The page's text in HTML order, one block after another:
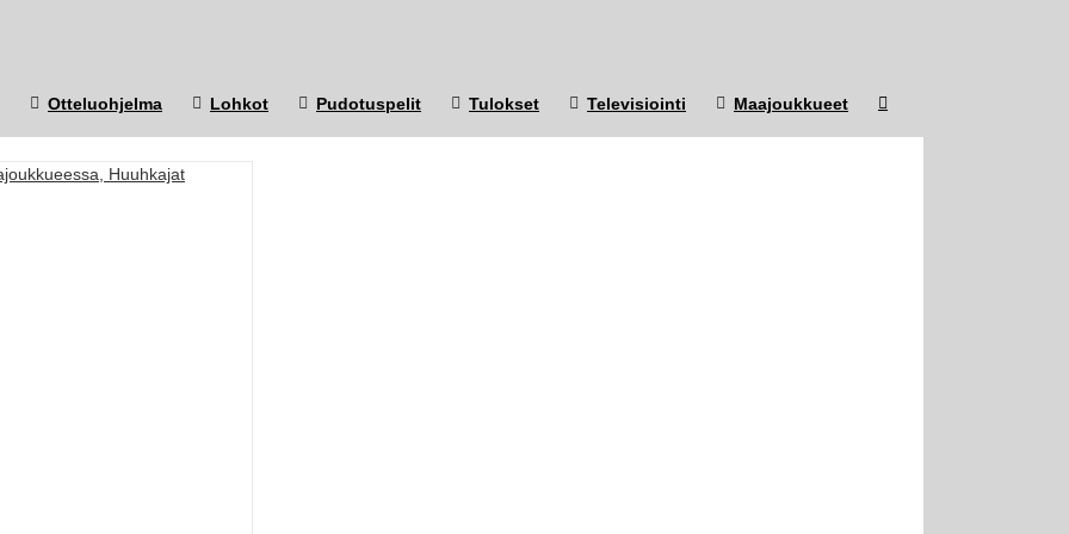
Otteluohjelma Lohkot Pudotuspelit Tulokset Televisiointi Maajoukkueet